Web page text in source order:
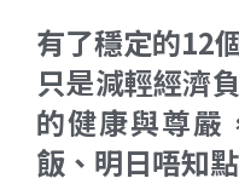
有了穩定的12
只是減輕經濟
的健康與尊嚴
飯、明日唔知